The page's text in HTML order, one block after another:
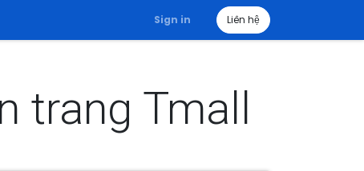
Sign in Liên hệ
trang Tmall